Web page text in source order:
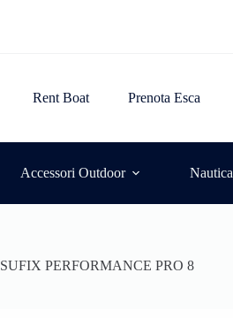
Rent Boat Prenota Esca
Accessori Outdoor Nautica
SUFIX PERFORMANCE PRO 8